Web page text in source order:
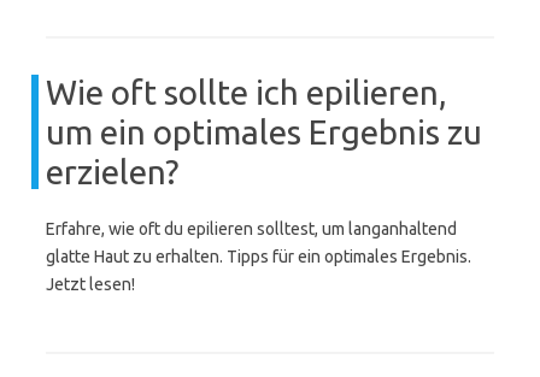
Wie oft sollte ich epilieren,
um ein optimales Ergebnis zu
erzielen?
Erfahre, wie oft du epilieren solltest, um langanhaltend
glatte Haut zu erhalten. Tipps für ein optimales Ergebnis.
Jetzt lesen!